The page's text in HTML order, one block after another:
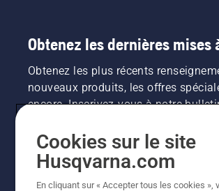
Obtenez les dernières mises
Obtenez les plus récents
nouveaux produits, les offres
encore. Inscrivez-vous à notre
INSCRIPTION À LA
Cookies sur le site
Husqvarna.com
En cliquant sur « Accepter tous les cookies »,